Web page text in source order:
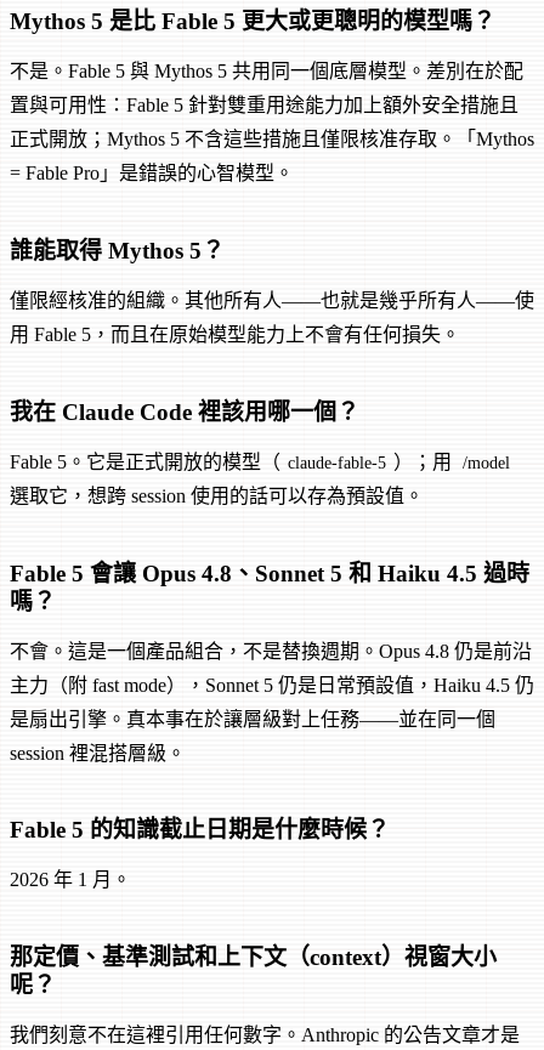
Mythos 5 是比 Fable 5 更大或更聰明的模型嗎？
不是。Fable 5 與 Mythos 5 共用同一個底層模型。差別在於配
置與可用性：Fable 5 針對雙重用途能力加上額外安全措施且
正式開放；Mythos 5 不含這些措施且僅限核准存取。「Mythos
= Fable Pro」是錯誤的心智模型。
誰能取得 Mythos 5？
僅限經核准的組織。其他所有人——也就是幾乎所有人——使
用 Fable 5，而且在原始模型能力上不會有任何損失。
我在 Claude Code 裡該用哪一個？
Fable 5。它是正式開放的模型（ claude-fable-5 ）；用 /model
選取它，想跨 session 使用的話可以存為預設值。
Fable 5 會讓 Opus 4.8、Sonnet 5 和 Haiku 4.5 過時
嗎？
不會。這是一個產品組合，不是替換週期。Opus 4.8 仍是前沿
主力（附 fast mode），Sonnet 5 仍是日常預設值，Haiku 4.5 仍
是扇出引擎。真本事在於讓層級對上任務——並在同一個
session 裡混搭層級。
Fable 5 的知識截止日期是什麼時候？
2026 年 1 月。
那定價、基準測試和上下文（context）視窗大小
呢？
我們刻意不在這裡引用任何數字。Anthropic 的公告文章才是